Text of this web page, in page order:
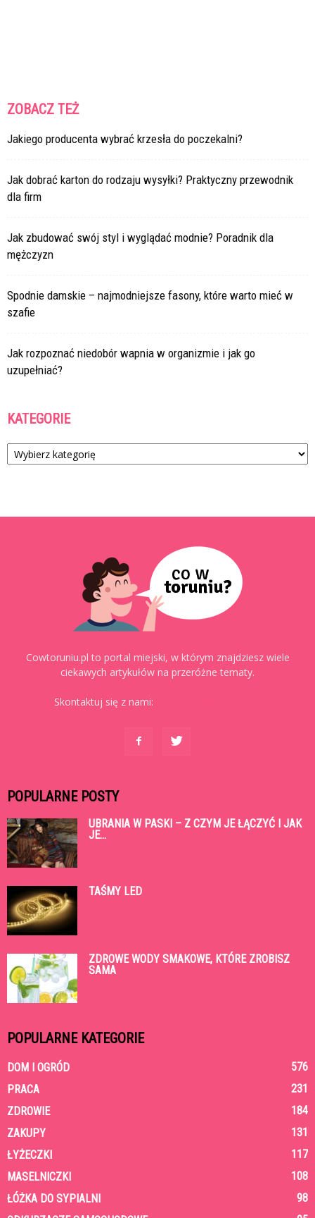
ZOBACZ TEŻ
Jakiego producenta wybrać krzesła do poczekalni?
Jak dobrać karton do rodzaju wysyłki? Praktyczny przewodnik
dla firm
Jak zbudować swój styl i wyglądać modnie? Poradnik dla
mężczyzn
Spodnie damskie – najmodniejsze fasony, które warto mieć w
szafie
Jak rozpoznać niedobór wapnia w organizmie i jak go
uzupełniać?
KATEGORIE
Kategorie
Cowtoruniu.pl to portal miejski, w którym znajdziesz wiele
ciekawych artykułów na przeróżne tematy.
Skontaktuj się z nami:
POPULARNE POSTY
UBRANIA W PASKI – Z CZYM JE ŁĄCZYĆ I JAK
JE...
TAŚMY LED
ZDROWE WODY SMAKOWE, KTÓRE ZROBISZ
SAMA
POPULARNE KATEGORIE
DOM I OGRÓD
576
PRACA
231
ZDROWIE
184
ZAKUPY
131
ŁYŻECZKI
117
MASELNICZKI
108
ŁÓŻKA DO SYPIALNI
98